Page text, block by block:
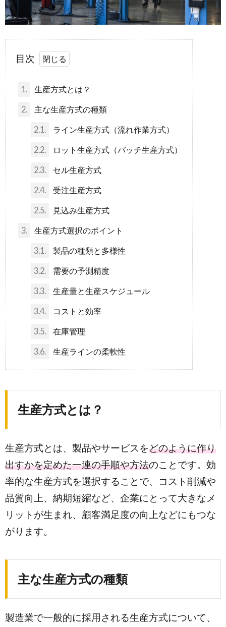
目次
1. 生産方式とは？
2. 主な生産方式の種類
2.1. ライン生産方式（流れ作業方式）
2.2. ロット生産方式（バッチ生産方式）
2.3. セル生産方式
2.4. 受注生産方式
2.5. 見込み生産方式
3. 生産方式選択のポイント
3.1. 製品の種類と多様性
3.2. 需要の予測精度
3.3. 生産量と生産スケジュール
3.4. コストと効率
3.5. 在庫管理
3.6. 生産ラインの柔軟性
生産方式とは？
生産方式とは、製品やサービスをどのように作り
出すかを定めた一連の手順や方法のことです。効
率的な生産方式を選択することで、コスト削減や
品質向上、納期短縮など、企業にとって大きなメ
リットが生まれ、顧客満足度の向上などにもつな
がります。
主な生産方式の種類
製造業で一般的に採用される生産方式について、